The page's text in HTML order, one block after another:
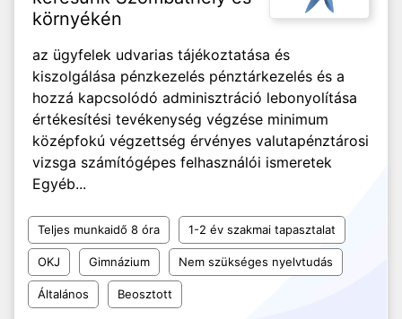
környékén
az ügyfelek udvarias tájékoztatása és
kiszolgálása pénzkezelés pénztárkezelés és a
hozzá kapcsolódó adminisztráció lebonyolítása
értékesítési tevékenység végzése minimum
középfokú végzettség érvényes valutapénztárosi
vizsga számítógépes felhasználói ismeretek
Egyéb...
Teljes munkaidő 8 óra 1-2 év szakmai tapasztalat
OKJ Gimnázium Nem szükséges nyelvtudás
Általános Beosztott